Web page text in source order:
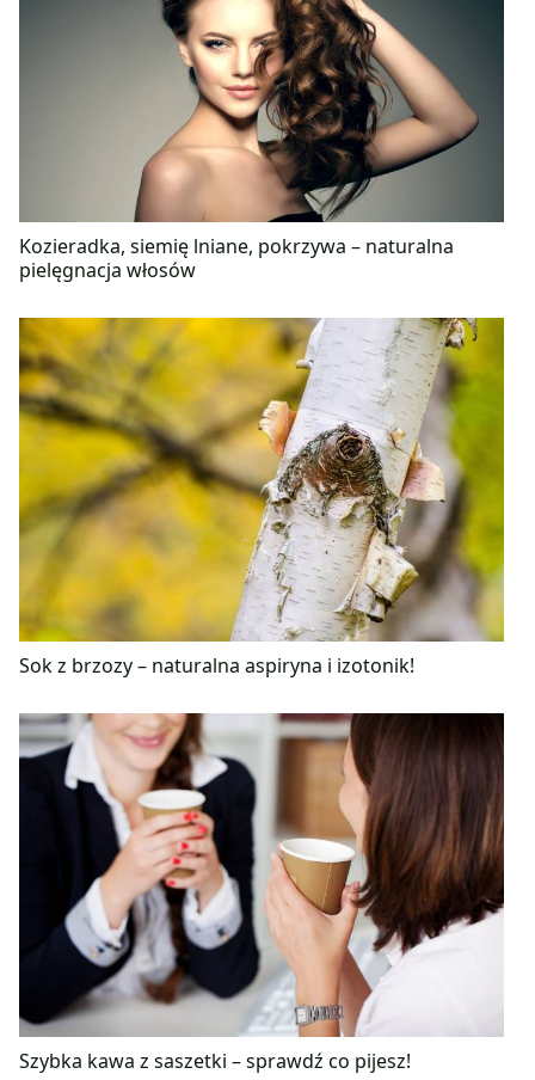
Kozieradka, siemię lniane, pokrzywa – naturalna
pielęgnacja włosów
Sok z brzozy – naturalna aspiryna i izotonik!
Szybka kawa z saszetki – sprawdź co pijesz!